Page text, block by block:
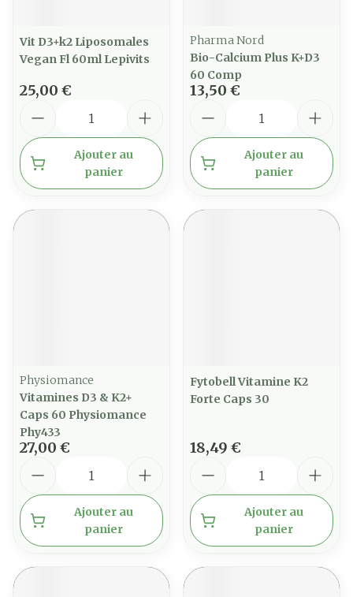
Vit D3+k2 Liposomales
Vegan Fl 60ml Lepivits
25,00 €
Ajouter au
panier
Pharma Nord
Bio-Calcium Plus K+D3
60 Comp
13,50 €
Ajouter au
panier
Physiomance
Vitamines D3 & K2+
Caps 60 Physiomance
Phy433
27,00 €
Ajouter au
panier
Fytobell Vitamine K2
Forte Caps 30
18,49 €
Ajouter au
panier